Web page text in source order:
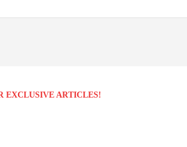
EXCLUSIVE ARTICLES!